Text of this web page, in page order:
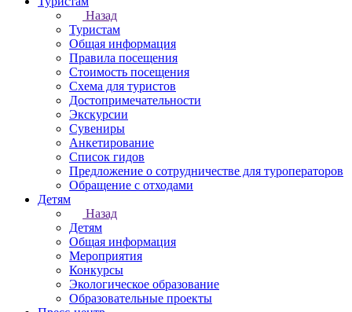
Назад
Туристам
Общая информация
Правила посещения
Стоимость посещения
Схема для туристов
Достопримечательности
Экскурсии
Сувениры
Анкетирование
Список гидов
Предложение о сотрудничестве для туроператоров
Обращение с отходами
Детям
Назад
Детям
Общая информация
Мероприятия
Конкурсы
Экологическое образование
Образовательные проекты